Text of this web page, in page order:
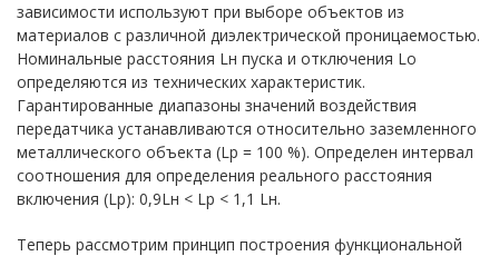
зависимости используют при выборе объектов из
материалов с различной диэлектрической проницаемостью.
Номинальные расстояния Lн пуска и отключения Lо
определяются из технических характеристик.
Гарантированные диапазоны значений воздействия
передатчика устанавливаются относительно заземленного
металлического объекта (Lр = 100 %). Определен интервал
соотношения для определения реального расстояния
включения (Lр): 0,9Lн < Lр < 1,1 Lн.
Теперь рассмотрим принцип построения функциональной